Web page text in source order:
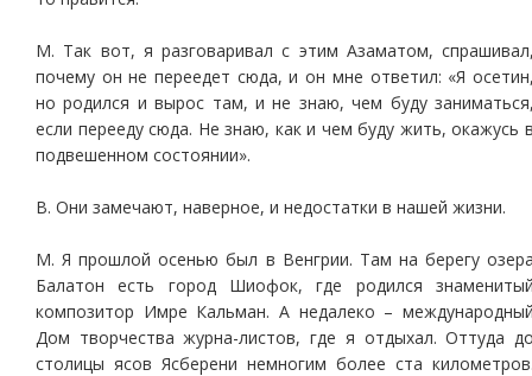
М. Так вот, я разговаривал с этим Азаматом,
почему он не переедет сюда, и он мне ответил: «Я
но родился и вырос там, и не знаю, чем буду
если перееду сюда. Не знаю, как и чем буду жить, окажусь
подвешенном состоянии».
В. Они замечают, наверное, и недостатки в нашей жизни.
М. Я прошлой осенью был в Венгрии. Там на берегу
Балатон есть город Шиофок, где родился
композитор Имре Кальман. А недалеко –
Дом творчества журна-листов, где я отдыхал. Оттуда
столицы ясов Ясберени немногим более ста